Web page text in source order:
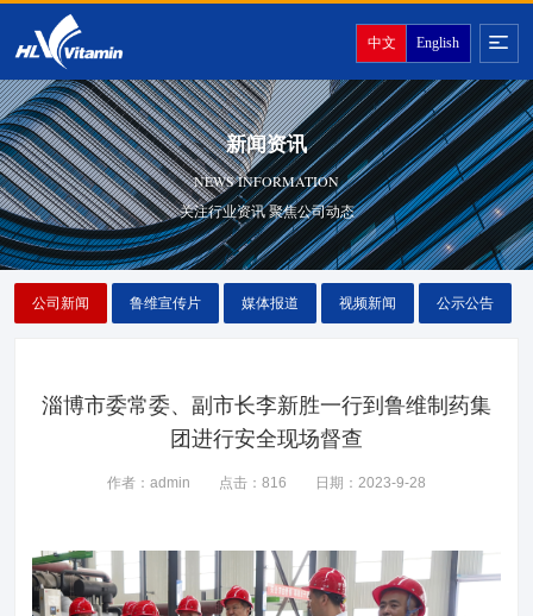
中文 English
新闻资讯
NEWS INFORMATION
关注行业资讯 聚焦公司动态
公司新闻 鲁维宣传片 媒体报道 视频新闻 公示公告
淄博市委常委、副市长李新胜一行到鲁维制药集
团进行安全现场督查
作者：admin 点击：816 日期：2023-9-28